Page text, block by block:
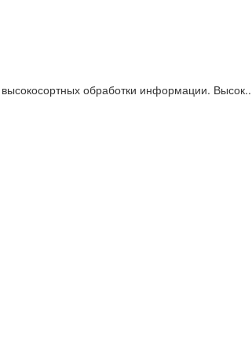
обработки информации. Высок..